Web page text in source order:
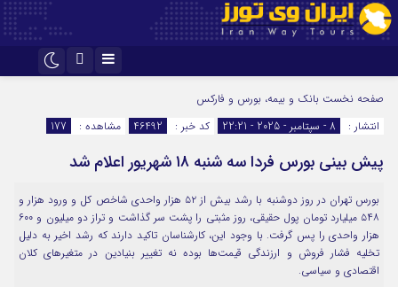
اینستاگرام
صفحه نخست بانک و بیمه، بورس و فارکس
انتشار :
8 - سپتامبر - 2025 - 22:21 کد خبر : 46492 مشاهده : 177
پیش بینی بورس فردا سه شنبه ۱۸ شهریور اعلام شد
بورس تهران در روز دوشنبه با رشد بیش از ۵۲ هزار واحدی شاخص کل و ورود هزار و
۵۴۸ میلیارد تومان پول حقیقی، روز مثبتی را پشت سر گذاشت و تراز دو میلیون و ۶۰۰
هزار واحدی را پس گرفت. با وجود این، کارشناسان تاکید دارند که رشد اخیر به دلیل
تخلیه فشار فروش و ارزندگی قیمت‌ها بوده نه تغییر بنیادین در متغیرهای کلان
اقتصادی و سیاسی.